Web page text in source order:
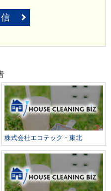
株式会社エコテック・東北